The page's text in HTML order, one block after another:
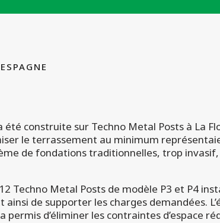
construite sur Techno Metal Posts à La
le terrassement au minimum
de fondations traditionnelles, trop
Techno Metal Posts de modèle P3 et P4
de supporter les charges demandées.
permis d’éliminer les contraintes d’espace